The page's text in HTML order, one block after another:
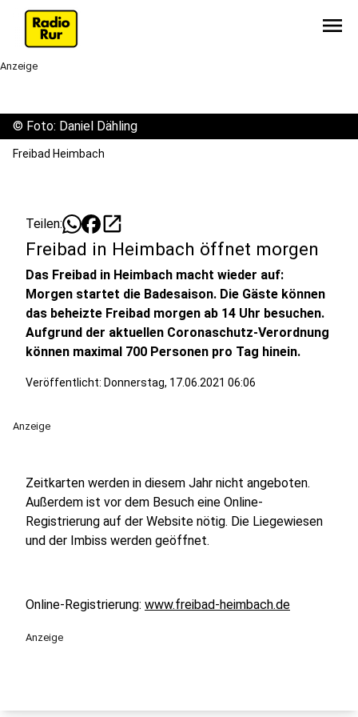
menu
Anzeige
© Foto: Daniel Dähling
Freibad Heimbach
Teilen: open_in_new
Freibad in Heimbach öffnet morgen
Das Freibad in Heimbach macht wieder auf:
Morgen startet die Badesaison. Die Gäste können
das beheizte Freibad morgen ab 14 Uhr besuchen.
Aufgrund der aktuellen Coronaschutz-Verordnung
können maximal 700 Personen pro Tag hinein.
Veröffentlicht: Donnerstag, 17.06.2021 06:06
Anzeige
Zeitkarten werden in diesem Jahr nicht angeboten.
Außerdem ist vor dem Besuch eine Online-
Registrierung auf der Website nötig. Die Liegewiesen
und der Imbiss werden geöffnet.
Online-Registrierung: www.freibad-heimbach.de
Anzeige